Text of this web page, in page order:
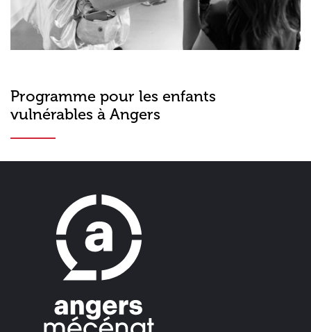
Programme pour les enfants
vulnérables à Angers